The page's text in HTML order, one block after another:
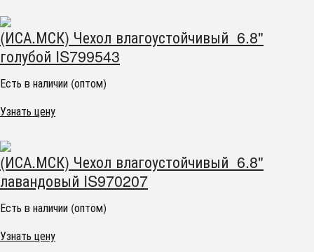
(ИСА.МСК) Чехол влагоустойчивый 6.8"
голубой IS799543
Есть в наличии (оптом)
Узнать цену
(ИСА.МСК) Чехол влагоустойчивый 6.8"
лавандовый IS970207
Есть в наличии (оптом)
Узнать цену